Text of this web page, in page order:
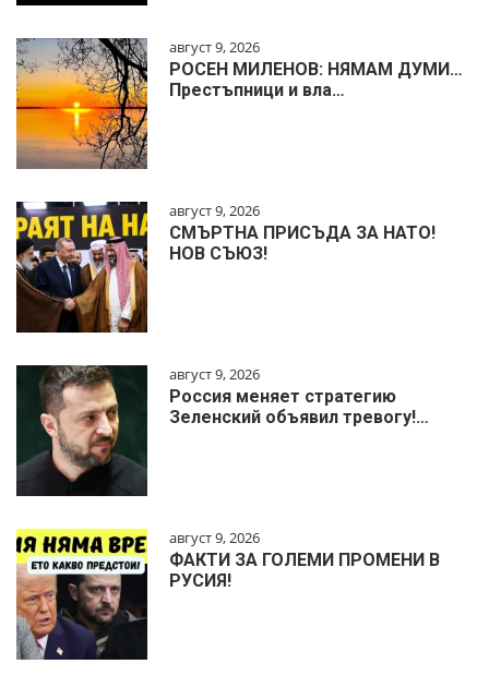
август 9, 2026
РОСЕН МИЛЕНОВ: НЯМАМ ДУМИ…
Престъпници и вла…
август 9, 2026
СМЪРТНА ПРИСЪДА ЗА НАТО!
НОВ СЪЮЗ!
август 9, 2026
Россия меняет стратегию
Зеленский объявил тревогу!…
август 9, 2026
ФАКТИ ЗА ГОЛЕМИ ПРОМЕНИ В
РУСИЯ!